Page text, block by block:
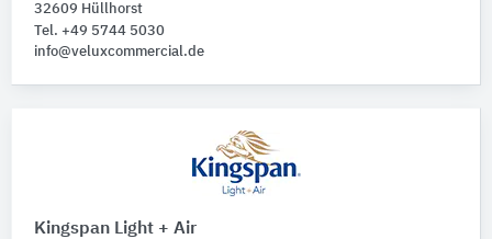
32609 Hüllhorst
Tel. +49 5744 5030
info@veluxcommercial.de
Kingspan Light + Air